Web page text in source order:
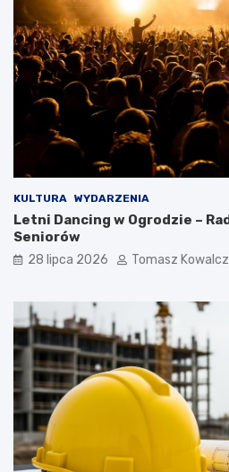
KULTURA WYDARZENIA
Letni Dancing w Ogrodzie –
Seniorów
28 lipca 2026 Tomasz